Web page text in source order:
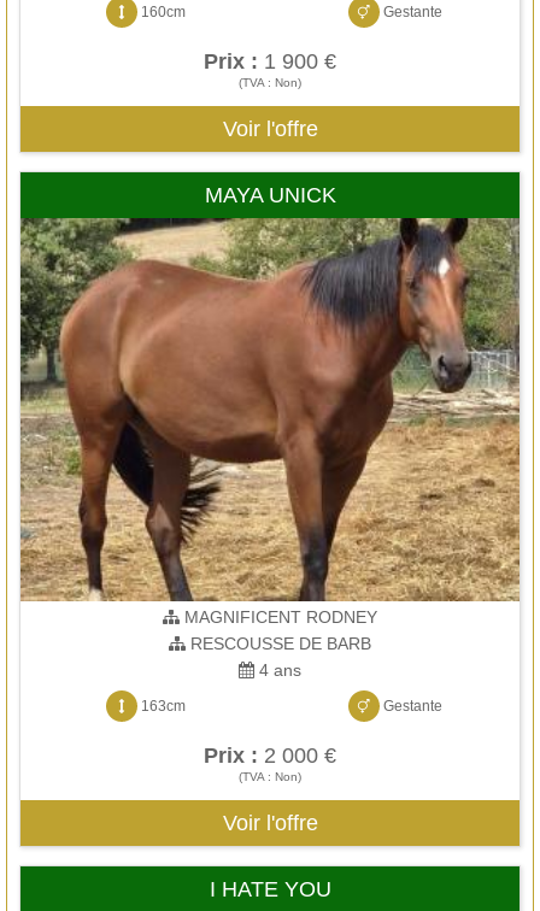
160cm Gestante
Prix : 1 900 €
(TVA : Non)
Voir l'offre
MAYA UNICK
MAGNIFICENT RODNEY
RESCOUSSE DE BARB
4 ans
163cm Gestante
Prix : 2 000 €
(TVA : Non)
Voir l'offre
I HATE YOU